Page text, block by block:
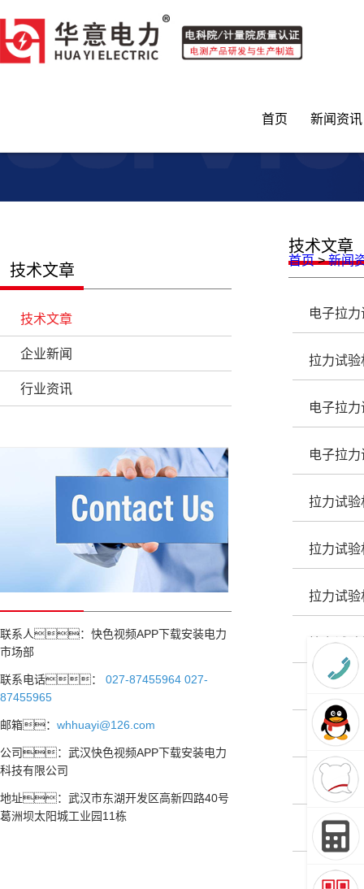
首页 新闻资讯
技术文章
技术文章
企业新闻
行业资讯
联系人：快色视频APP下载安装电力
市场部
联系电话：
027-87455964 027-
87455965
邮箱： whhuayi@126.com
公司：武汉快色视频APP下载安装电力
科技有限公司
地址：武汉市东湖开发区高新四路40号
葛洲坝太阳城工业园11栋
技术文
首页 > 新闻
电子拉
拉力试验
电子拉
电子拉
拉力试验
拉力试验
拉力试验
拉力试
如何选
六氟化
SF6微
微水仪
微量水